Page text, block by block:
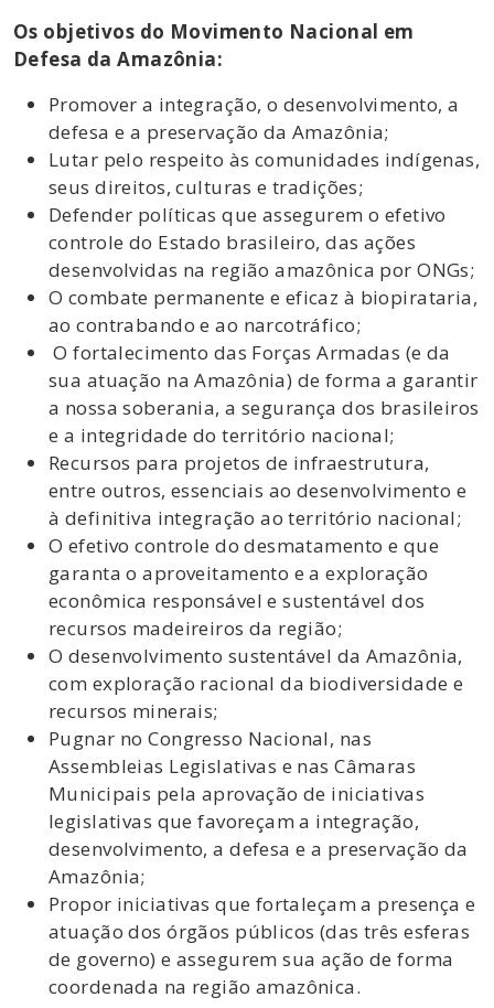
Os objetivos do Movimento Nacional em
Defesa da Amazônia:
Promover a integração, o desenvolvimento, a
defesa e a preservação da Amazônia;
Lutar pelo respeito às comunidades indígenas,
seus direitos, culturas e tradições;
Defender políticas que assegurem o efetivo
controle do Estado brasileiro, das ações
desenvolvidas na região amazônica por ONGs;
O combate permanente e eficaz à biopirataria,
ao contrabando e ao narcotráfico;
O fortalecimento das Forças Armadas (e da
sua atuação na Amazônia) de forma a garantir
a nossa soberania, a segurança dos brasileiros
e a integridade do território nacional;
Recursos para projetos de infraestrutura,
entre outros, essenciais ao desenvolvimento e
à definitiva integração ao território nacional;
O efetivo controle do desmatamento e que
garanta o aproveitamento e a exploração
econômica responsável e sustentável dos
recursos madeireiros da região;
O desenvolvimento sustentável da Amazônia,
com exploração racional da biodiversidade e
recursos minerais;
Pugnar no Congresso Nacional, nas
Assembleias Legislativas e nas Câmaras
Municipais pela aprovação de iniciativas
legislativas que favoreçam a integração,
desenvolvimento, a defesa e a preservação da
Amazônia;
Propor iniciativas que fortaleçam a presença e
atuação dos órgãos públicos (das três esferas
de governo) e assegurem sua ação de forma
coordenada na região amazônica.